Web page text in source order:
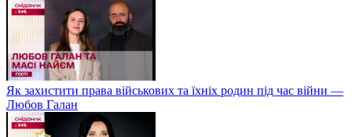
Як захистити права військових та їхніх родин під час війни —
Любов Галан